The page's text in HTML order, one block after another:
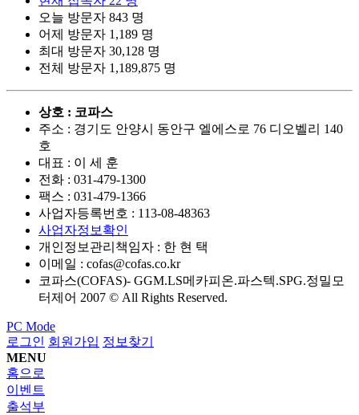
오늘 방문자 843 명
어제 방문자 1,189 명
최대 방문자 30,128 명
전체 방문자 1,189,875 명
상호 : 코파스
주소 : 경기도 안양시 동안구 엘에스로 76 디오벨리 140
호
대표 : 이 세 훈
전화 : 031-479-1300
팩스 : 031-479-1366
사업자등록번호 : 113-08-48363
사업자정보확인
개인정보관리책임자 : 한 현 택
이메일 : cofas@cofas.co.kr
코파스(COFAS)- GGM.LS메카피온.파스텍.SPG.정밀모
터제어 2007 © All Rights Reserved.
PC Mode
로그인 회원가입 정보찾기
MENU
홈으로
이벤트
출석부